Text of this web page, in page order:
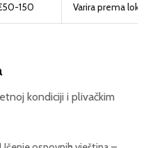
150 Varira prema
kondiciji i plivačkim